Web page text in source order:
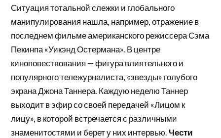
Ситуация тотальной слежки и глобального
манипулирования нашла, например, отражение в
последнем фильме американского режиссера Сэма
Пекинпа «Уикэнд Остермана». В центре
киноповествования — фигура влиятельного и
популярного тележурналиста, «звезды» голубого
экрана Джона Таннера. Каждую неделю Таннер
выходит в эфир со своей передачей «Лицом к
лицу», в которой встречается с различными
знаменитостями и берет у них интервью. Чести